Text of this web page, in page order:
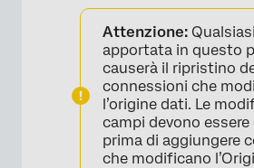
Attenzione:
apportata in questo
causerà il ripristino
connessioni che
l’origine dati. Le
campi devono
prima di aggiungere
che modificano